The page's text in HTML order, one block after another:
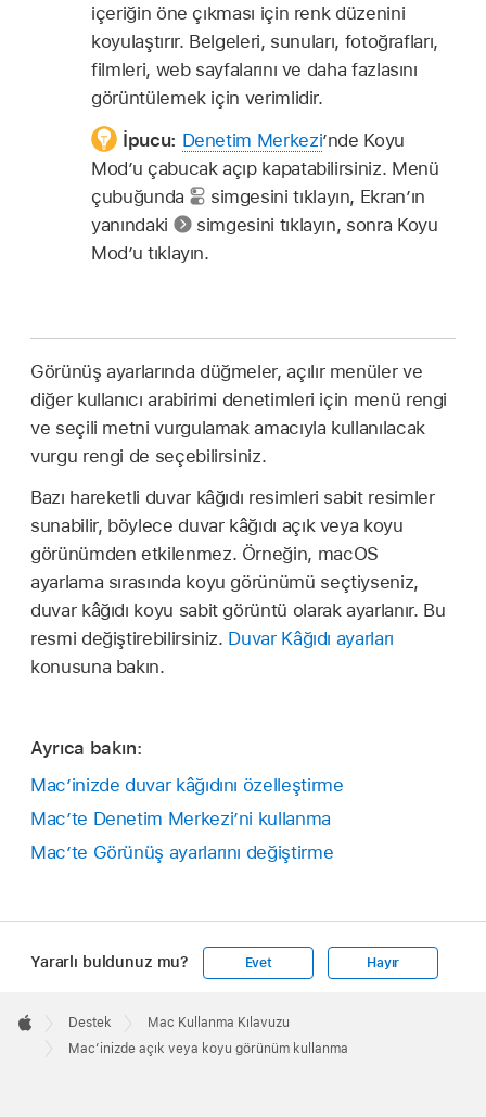
içeriğin öne çıkması için renk düzenini
koyulaştırır. Belgeleri, sunuları, fotoğrafları,
filmleri, web sayfalarını ve daha fazlasını
görüntülemek için verimlidir.
İpucu: Denetim Merkezi’nde Koyu
Mod’u çabucak açıp kapatabilirsiniz. Menü
çubuğunda
simgesini tıklayın, Ekran’ın
yanındaki
simgesini tıklayın, sonra Koyu
Mod’u tıklayın.
Görünüş ayarlarında düğmeler, açılır menüler ve
diğer kullanıcı arabirimi denetimleri için menü rengi
ve seçili metni vurgulamak amacıyla kullanılacak
vurgu rengi de seçebilirsiniz.
Bazı hareketli duvar kâğıdı resimleri sabit resimler
sunabilir, böylece duvar kâğıdı açık veya koyu
görünümden etkilenmez. Örneğin, macOS
ayarlama sırasında koyu görünümü seçtiyseniz,
duvar kâğıdı koyu sabit görüntü olarak ayarlanır. Bu
resmi değiştirebilirsiniz. Duvar Kâğıdı ayarları
konusuna bakın.
Ayrıca bakın:
Mac’inizde duvar kâğıdını özelleştirme
Mac’te Denetim Merkezi’ni kullanma
Mac’te Görünüş ayarlarını değiştirme
Yararlı buldunuz mu? Evet Hayır
Footer

Apple
Destek
Mac Kullanma Kılavuzu
Mac’inizde açık veya koyu görünüm kullanma